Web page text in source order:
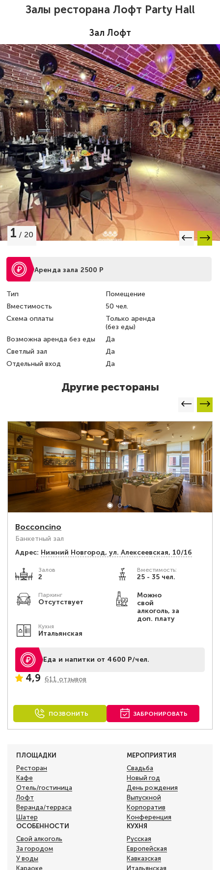
Залы ресторана Лофт Party Hall
Зал Лофт
1 / 20
Аренда зала 2500 Р
Тип
Помещение
Вместимость
50 чел.
Схема оплаты
Только аренда
(без еды)
Возможна аренда без еды
Да
Светлый зал
Да
Отдельный вход
Да
Другие рестораны
Bocconcino
Банкетный зал
Адрес: Нижний Новгород, ул. Алексеевская, 10/16
Залов
2
Вместимость:
25 - 35 чел.
Паркинг
Отсутствует
Можно
свой
алкоголь, за
доп. плату
Кухня
Итальянская
Еда и напитки от 4600 Р/чел.
4,9 611 отзывов
ПОЗВОНИТЬ ЗАБРОНИРОВАТЬ
ПЛОЩАДКИ
Ресторан
Кафе
Отель/гостиница
Лофт
Веранда/терраса
Шатер
МЕРОПРИЯТИЯ
Свадьба
Новый год
День рождения
Выпускной
Корпоратив
Конференция
ОСОБЕННОСТИ
Свой алкоголь
За городом
У воды
Караоке
КУХНЯ
Русская
Европейская
Кавказская
Итальянская